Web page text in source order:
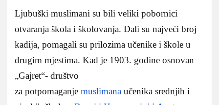
Ljubuški muslimani su bili veliki pobornici
otvaranja škola i školovanja. Dali su najveći broj
kadija, pomagali su prilozima učenike i škole u
drugim mjestima. Kad je 1903. godine osnovan
„Gajret“- društvo
za potpomaganje muslimana učenika srednjih i